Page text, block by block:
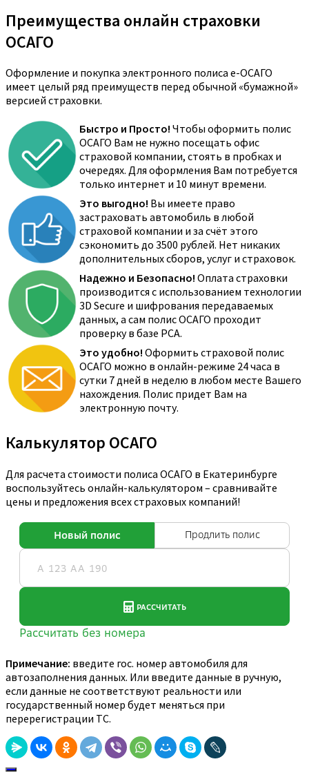
Преимущества онлайн страховки
ОСАГО
Оформление и покупка электронного полиса е-ОСАГО
имеет целый ряд преимуществ перед обычной «бумажной»
версией страховки.
Быстро и Просто! Чтобы оформить полис
ОСАГО Вам не нужно посещать офис
страховой компании, стоять в пробках и
очередях. Для оформления Вам потребуется
только интернет и 10 минут времени.
Это выгодно! Вы имеете право
застраховать автомобиль в любой
страховой компании и за счёт этого
сэкономить до 3500 рублей. Нет никаких
дополнительных сборов, услуг и страховок.
Надежно и Безопасно! Оплата страховки
производится с использованием технологии
3D Secure и шифрования передаваемых
данных, а сам полис ОСАГО проходит
проверку в базе РСА.
Это удобно! Оформить страховой полис
ОСАГО можно в онлайн-режиме 24 часа в
сутки 7 дней в неделю в любом месте Вашего
нахождения. Полис придет Вам на
электронную почту.
Калькулятор ОСАГО
Для расчета стоимости полиса ОСАГО в Екатеринбурге
воспользуйтесь онлайн-калькулятором – сравнивайте
цены и предложения всех страховых компаний!
Примечание: введите гос. номер автомобиля для
автозаполнения данных. Или введите данные в ручную,
если данные не соответствуют реальности или
государственный номер будет меняться при
перерегистрации ТС.